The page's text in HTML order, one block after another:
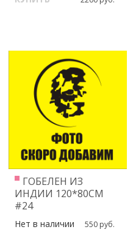
ГОБЕЛЕН ИЗ
ИНДИИ 120*80СМ
#24
Нет в наличии 550 руб.